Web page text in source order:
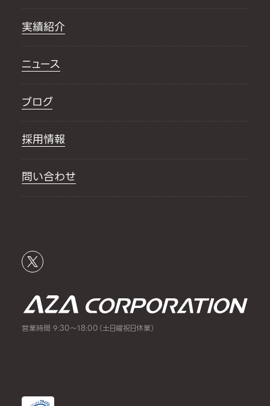
実績紹介
ニュース
ブログ
採用情報
問い合わせ
営業時間 9:30～18:00（土日曜祝日休業）